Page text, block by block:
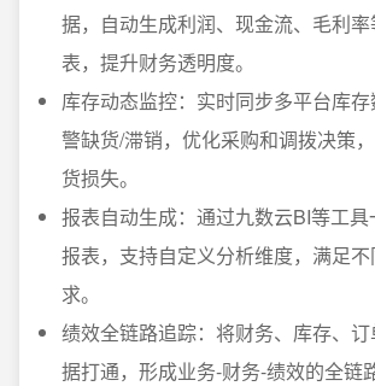
据，自动生成利润、现金流、毛利
表，提升财务透明度。
库存动态监控：实时同步多平台库
警缺货/滞销，优化采购和调拨决策
货损失。
报表自动生成：通过九数云BI等工
报表，支持自定义分析维度，满足
求。
绩效全链路追踪：将财务、库存、
据打通，形成业务-财务-绩效的全链